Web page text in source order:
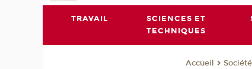
TRAVAIL
SCIENCES ET
TECHNIQUES
Accueil Société